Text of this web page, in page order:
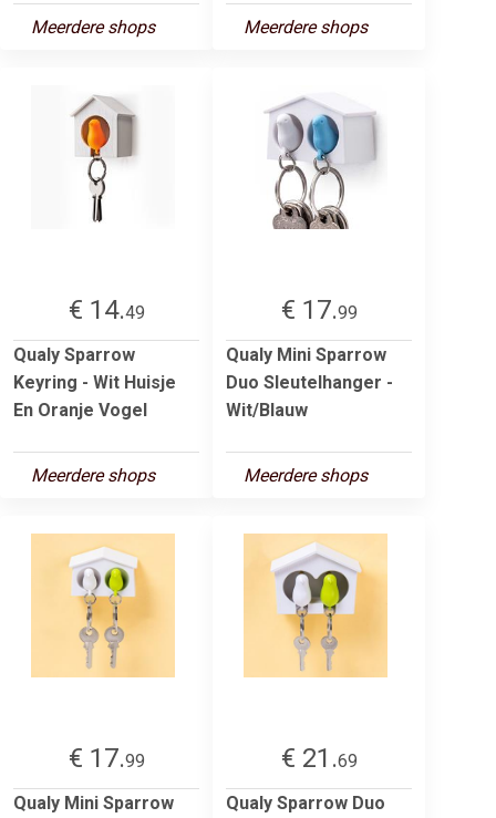
Meerdere shops Meerdere shops
€ 14.49
Qualy Sparrow
Keyring - Wit Huisje
En Oranje Vogel
Meerdere shops
€ 17.99
Qualy Mini Sparrow
Duo Sleutelhanger -
Wit/Blauw
Meerdere shops
€ 17.99
Qualy Mini Sparrow
€ 21.69
Qualy Sparrow Duo